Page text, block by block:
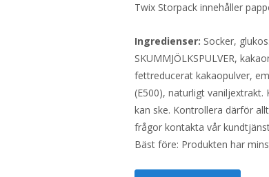
Twix Storpack innehåller
Ingredienser: Socker,
SKUMMJÖLKSPULVER,
fettreducerat kakaopulver,
(E500), naturligt vaniljextrakt.
kan ske. Kontrollera därför
frågor kontakta vår
Bäst före: Produkten har